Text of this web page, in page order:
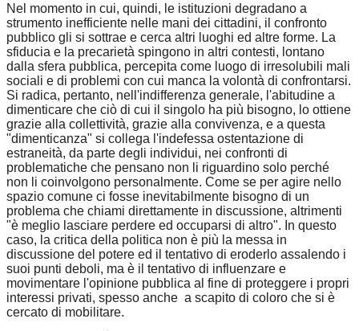
Nel momento in cui, quindi, le istituzioni degradano a
strumento inefficiente nelle mani dei cittadini, il confronto
pubblico gli si sottrae e cerca altri luoghi ed altre forme. La
sfiducia e la precarietà spingono in altri contesti, lontano
dalla sfera pubblica, percepita come luogo di irresolubili mali
sociali e di problemi con cui manca la volontà di confrontarsi.
Si radica, pertanto, nell'indifferenza generale, l'abitudine a
dimenticare che ciò di cui il singolo ha più bisogno, lo ottiene
grazie alla collettività, grazie alla convivenza, e a questa
"dimenticanza" si collega l'indefessa ostentazione di
estraneità, da parte degli individui, nei confronti di
problematiche che pensano non li riguardino solo perché
non li coinvolgono personalmente. Come se per agire nello
spazio comune ci fosse inevitabilmente bisogno di un
problema che chiami direttamente in discussione, altrimenti
"è meglio lasciare perdere ed occuparsi di altro". In questo
caso, la critica della politica non è più la messa in
discussione del potere ed il tentativo di eroderlo assalendo i
suoi punti deboli, ma è il tentativo di influenzare e
movimentare l'opinione pubblica al fine di proteggere i propri
interessi privati, spesso anche a scapito di coloro che si è
cercato di mobilitare.